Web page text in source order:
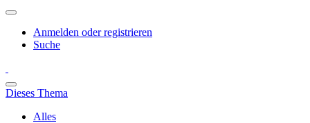
Anmelden oder registrieren
Suche
Dieses Thema
Alles